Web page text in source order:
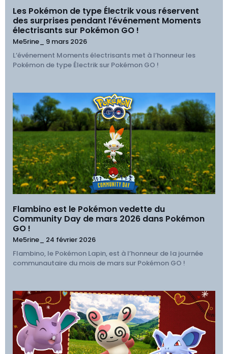
Les Pokémon de type Électrik vous réservent
des surprises pendant l’événement Moments
électrisants sur Pokémon GO !
Me5rine_ 9 mars 2026
L’événement Moments électrisants met à l’honneur les
Pokémon de type Électrik sur Pokémon GO !
Flambino est le Pokémon vedette du
Community Day de mars 2026 dans Pokémon
GO !
Me5rine_ 24 février 2026
Flambino, le Pokémon Lapin, est à l’honneur de la journée
communautaire du mois de mars sur Pokémon GO !